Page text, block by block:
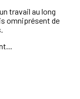
travail au long
omniprésent de